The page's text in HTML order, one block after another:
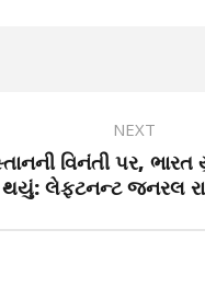
NEXT
વિનંતી પર, ભારત
લેફ્ટનન્ટ જનરલ